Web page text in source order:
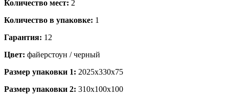
Количество мест: 2
Количество в упаковке: 1
Гарантия: 12
Цвет: файерстоун / черный
Размер упаковки 1: 2025x330x75
Размер упаковки 2: 310x100x100